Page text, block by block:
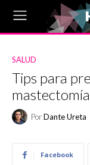
SALUD
Tips para
mastectomía
PorDante Ureta
Facebook